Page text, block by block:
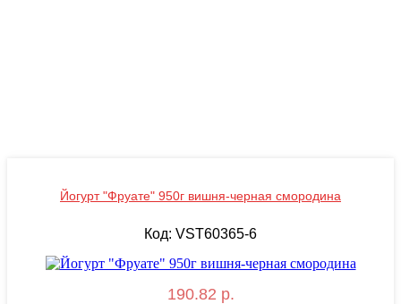
Йогурт "Фруате" 950г вишня-черная смородина
Код: VST60365-6
190.82 р.